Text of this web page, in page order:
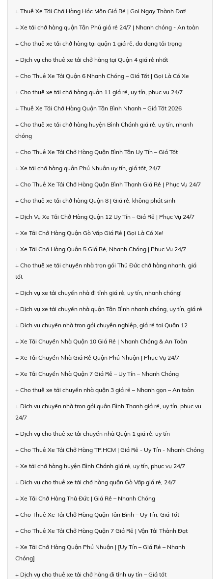
+ Thuê Xe Tải Chở Hàng Hóc Môn Giá Rẻ | Gọi Ngay Thành Đạt!
+ Xe tải chở hàng quận Tân Phú giá rẻ 24/7 | Nhanh chóng - An toàn
+ Cho thuê xe tải chở hàng tại quận 1 giá rẻ, đa dạng tải trọng
+ Dịch vụ cho thuê xe tải chở hàng tại Quận 4 giá rẻ nhất
+ Cho Thuê Xe Tải Quận 6 Nhanh Chóng – Giá Tốt | Gọi Là Có Xe
+ Cho thuê xe tải chở hàng quận 11 giá rẻ, uy tín, phục vụ 24/7
+ Thuê Xe Tải Chở Hàng Quận Tân Bình Nhanh – Giá Tốt 2026
+ Cho thuê xe tải chở hàng huyện Bình Chánh giá rẻ, uy tín, nhanh
chóng
+ Cho Thuê Xe Tải Chở Hàng Quận Bình Tân Uy Tín – Giá Tốt
+ Xe tải chở hàng quận Phú Nhuận uy tín, giá tốt, 24/7
+ Cho Thuê Xe Tải Chở Hàng Quận Bình Thạnh Giá Rẻ | Phục Vụ 24/7
+ Cho thuê xe tải chở hàng Quận 8 | Giá rẻ, không phát sinh
+ Dịch Vụ Xe Tải Chở Hàng Quận 12 Uy Tín – Giá Rẻ | Phục Vụ 24/7
+ Xe Tải Chở Hàng Quận Gò Vấp Giá Rẻ | Gọi Là Có Xe!
+ Xe Tải Chở Hàng Quận 5 Giá Rẻ, Nhanh Chóng | Phục Vụ 24/7
+ Cho thuê xe tải chuyển nhà trọn gói Thủ Đức chở hàng nhanh, giá
tốt
+ Dịch vụ xe tải chuyển nhà đi tỉnh giá rẻ, uy tín, nhanh chóng!
+ Dịch vụ xe tải chuyển nhà quận Tân Bình nhanh chóng, uy tín, giá rẻ
+ Dịch vụ chuyển nhà trọn gói chuyên nghiệp, giá rẻ tại Quận 12
+ Xe Tải Chuyển Nhà Quận 10 Giá Rẻ | Nhanh Chóng & An Toàn
+ Xe Tải Chuyển Nhà Giá Rẻ Quận Phú Nhuận | Phục Vụ 24/7
+ Xe Tải Chuyển Nhà Quận 7 Giá Rẻ – Uy Tín – Nhanh Chóng
+ Cho thuê xe tải chuyển nhà quận 3 giá rẻ – Nhanh gọn – An toàn
+ Dịch vụ chuyển nhà trọn gói quận Bình Thạnh giá rẻ, uy tín, phục vụ
24/7
+ Dịch vụ cho thuê xe tải chuyển nhà Quận 1 giá rẻ, uy tín
+ Cho Thuê Xe Tải Chở Hàng TP.HCM | Giá Rẻ - Uy Tín - Nhanh Chóng
+ Xe tải chở hàng huyện Bình Chánh giá rẻ, uy tín, phục vụ 24/7
+ Dịch vụ cho thuê xe tải chở hàng quận Gò Vấp giá rẻ, 24/7
+ Xe Tải Chở Hàng Thủ Đức | Giá Rẻ – Nhanh Chóng
+ Cho Thuê Xe Tải Chở Hàng Quận Tân Bình – Uy Tín, Giá Tốt
+ Cho Thuê Xe Tải Chở Hàng Quận 7 Giá Rẻ | Vận Tải Thành Đạt
+ Xe Tải Chở Hàng Quận Phú Nhuận | [Uy Tín – Giá Rẻ – Nhanh
Chóng]
+ Dịch vụ cho thuê xe tải chở hàng đi tỉnh uy tín – Giá tốt